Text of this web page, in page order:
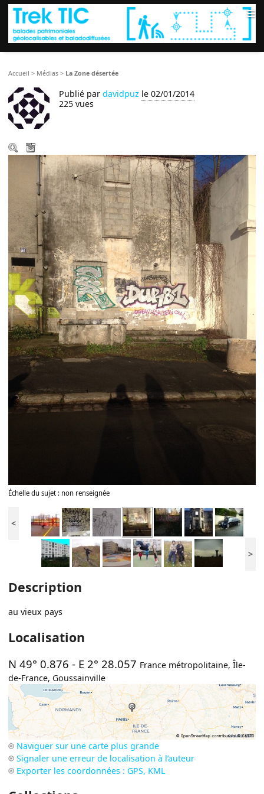
≡
Accueil > Médias > La Zone désertée
Publié pardavidpuz le 02/01/2014
225 vues
Échelle du sujet : non renseignée
<
>
Description
au vieux pays
Localisation
N 49° 0.876 - E 2° 28.057 France métropolitaine,Île-
de-France, Goussainville
Naviguer sur une carte plus grande
Signaler une erreur de localisation à l’auteur
Exporter les coordonnées : GPS, KML